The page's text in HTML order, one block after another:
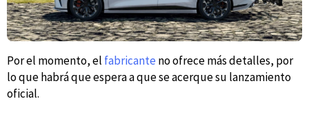
Por el momento, el fabricante no ofrece más detalles, por
lo que habrá que espera a que se acerque su lanzamiento
oficial.